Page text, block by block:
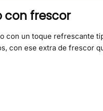
con frescor
con un toque refrescante
con ese extra de frescor